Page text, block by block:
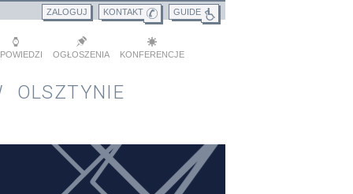
GUIDE
KONTAKT
ZALOGUJ
KONFERENCJE
OGŁOSZENIA
OLSZTYNIE